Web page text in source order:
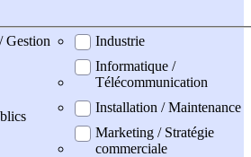
Gestion
Industrie
Informatique /
Télécommunication
Installation / Maintenance
Marketing / Stratégie
commerciale